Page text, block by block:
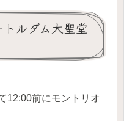
ルダム大聖堂
12:00前にモントリオ